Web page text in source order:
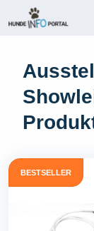
Inhalt
BESTSELLER